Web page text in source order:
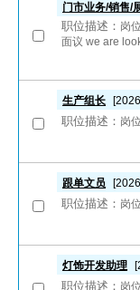
门市业务/销售/
职位描述： 岗
面议 we are
生产组长
职位描述： 岗
跟单文员
职位描述： 岗
灯饰开发助理
职位描述： 岗